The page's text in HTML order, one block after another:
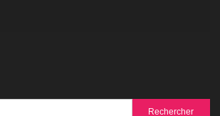
Rechercher :